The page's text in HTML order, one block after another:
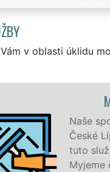
v oblasti úklidu
Naše
České
tuto
Myjeme